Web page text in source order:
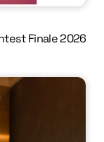
Finale 2026